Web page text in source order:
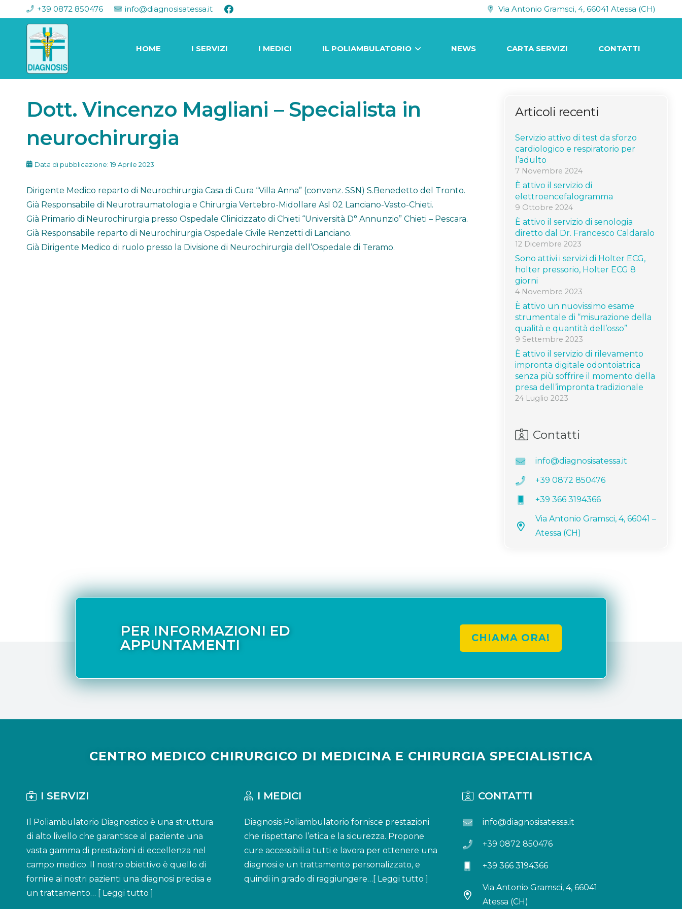
+39 0872 850476 info@diagnosisatessa.it Via Antonio Gramsci, 4, 66041 Atessa (CH)
HOME I SERVIZI I MEDICI IL POLIAMBULATORIO NEWS CARTA SERVIZI CONTATTI
Dott. Vincenzo Magliani – Specialista in
neurochirurgia
Data di pubblicazione:19 Aprile 2023
Dirigente Medico reparto di Neurochirurgia Casa di Cura “Villa Anna” (convenz. SSN) S.Benedetto del Tronto.
Già Responsabile di Neurotraumatologia e Chirurgia Vertebro-Midollare Asl 02 Lanciano-Vasto-Chieti.
Già Primario di Neurochirurgia presso Ospedale Clinicizzato di Chieti “Università D° Annunzio” Chieti – Pescara.
Già Responsabile reparto di Neurochirurgia Ospedale Civile Renzetti di Lanciano.
Già Dirigente Medico di ruolo presso la Divisione di Neurochirurgia dell’Ospedale di Teramo.
Articoli recenti
Servizio attivo di test da sforzo
cardiologico e respiratorio per
l’adulto
7 Novembre 2024
È attivo il servizio di
elettroencefalogramma
9 Ottobre 2024
È attivo il servizio di senologia
diretto dal Dr. Francesco Caldaralo
12 Dicembre 2023
Sono attivi i servizi di Holter ECG,
holter pressorio, Holter ECG 8
giorni
4 Novembre 2023
È attivo un nuovissimo esame
strumentale di “misurazione della
qualità e quantità dell’osso”
9 Settembre 2023
È attivo il servizio di rilevamento
impronta digitale odontoiatrica
senza più soffrire il momento della
presa dell’impronta tradizionale
24 Luglio 2023
Contatti
info@diagnosisatessa.it
+39 0872 850476
+39 366 3194366
Via Antonio Gramsci, 4, 66041 –
Atessa (CH)
PER INFORMAZIONI ED
APPUNTAMENTI
CHIAMA ORA!
CENTRO MEDICO CHIRURGICO DI MEDICINA E CHIRURGIA SPECIALISTICA
I SERVIZI
Il Poliambulatorio Diagnostico è una struttura
di alto livello che garantisce al paziente una
vasta gamma di prestazioni di eccellenza nel
campo medico. Il nostro obiettivo è quello di
fornire ai nostri pazienti una diagnosi precisa e
un trattamento… [
Leggi tutto
I MEDICI
Diagnosis Poliambulatorio fornisce prestazioni
che rispettano l’etica e la sicurezza. Propone
cure accessibili a tutti e lavora per ottenere una
diagnosi e un trattamento personalizzato, e
quindi in grado di raggiungere…[
Leggi tutto
CONTATTI
info@diagnosisatessa.it
+39 0872 850476
+39 366 3194366
Via Antonio Gramsci, 4, 66041
Atessa (CH)